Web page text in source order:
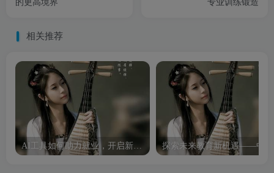
的更高境界
专业训练锻造
相关推荐
AI工具如何助力就业，开启新职业机遇